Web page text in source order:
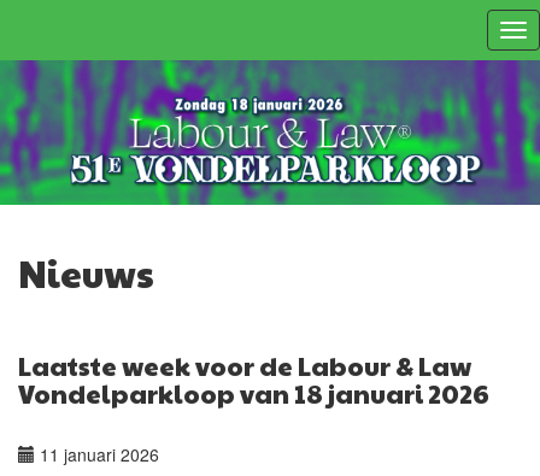
Nieuws
Laatste week voor de Labour & Law
Vondelparkloop van 18 januari 2026
11 januari 2026